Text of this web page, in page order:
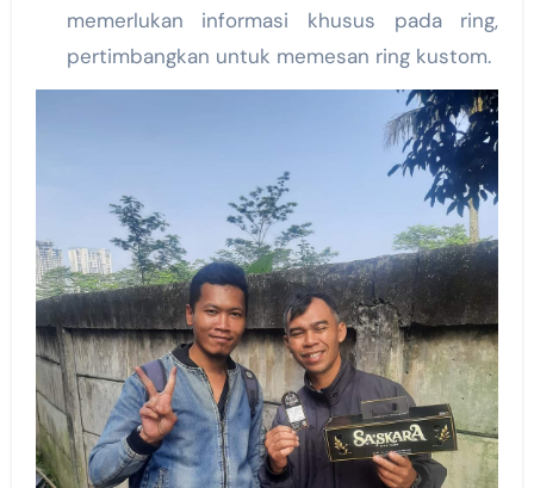
memerlukan informasi khusus pada ring,
pertimbangkan untuk memesan ring kustom.